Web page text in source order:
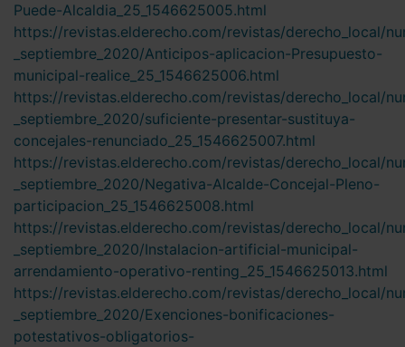
Puede-Alcaldia_25_1546625005.html
https://revistas.elderecho.com/revistas/derecho_local/
_septiembre_2020/Anticipos-aplicacion-Presupuesto-
municipal-realice_25_1546625006.html
https://revistas.elderecho.com/revistas/derecho_local/
_septiembre_2020/suficiente-presentar-sustituya-
concejales-renunciado_25_1546625007.html
https://revistas.elderecho.com/revistas/derecho_local/
_septiembre_2020/Negativa-Alcalde-Concejal-Pleno-
participacion_25_1546625008.html
https://revistas.elderecho.com/revistas/derecho_local/
_septiembre_2020/Instalacion-artificial-municipal-
arrendamiento-operativo-renting_25_1546625013.html
https://revistas.elderecho.com/revistas/derecho_local/
_septiembre_2020/Exenciones-bonificaciones-
potestativos-obligatorios-